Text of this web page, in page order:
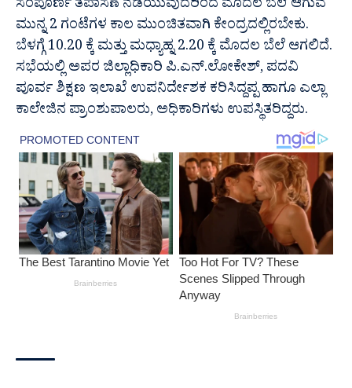
ಸಂಪೂರ್ಣ ತಪಾಸಣೆ ನಡೆಯುವುದರಿಂದ ಮೊದಲ ಬೆಲೆ ಆಗುವ
ಮುನ್ನ 2 ಗಂಟೆಗಳ ಕಾಲ ಮುಂಚಿತವಾಗಿ ಕೇಂದ್ರದಲ್ಲಿರಬೇಕು.
ಬೆಳಗ್ಗೆ 10.20 ಕ್ಕೆ ಮತ್ತು ಮಧ್ಯಾಹ್ನ 2.20 ಕ್ಕೆ ಮೊದಲ ಬೆಲೆ ಆಗಲಿದೆ.
ಸಭೆಯಲ್ಲಿ ಅಪರ ಜಿಲ್ಲಾಧಿಕಾರಿ ಪಿ.ಎನ್.ಲೋಕೇಶ್, ಪದವಿ
ಪೂರ್ವ ಶಿಕ್ಷಣ ಇಲಾಖೆ ಉಪನಿರ್ದೇಶಕ ಕರಿಸಿದ್ದಪ್ಪ ಹಾಗೂ ಎಲ್ಲಾ
ಕಾಲೇಜಿನ ಪ್ರಾಂಶುಪಾಲರು, ಅಧಿಕಾರಿಗಳು ಉಪಸ್ಥಿತರಿದ್ದರು.